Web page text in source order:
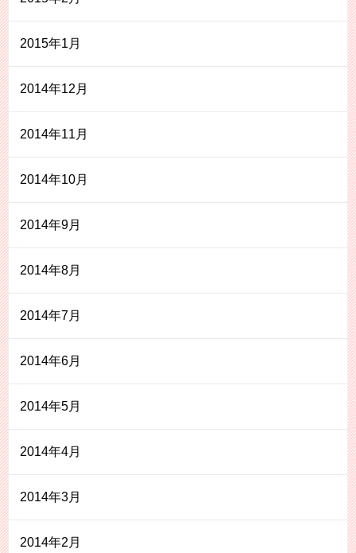
2015年1月
2014年12月
2014年11月
2014年10月
2014年9月
2014年8月
2014年7月
2014年6月
2014年5月
2014年4月
2014年3月
2014年2月